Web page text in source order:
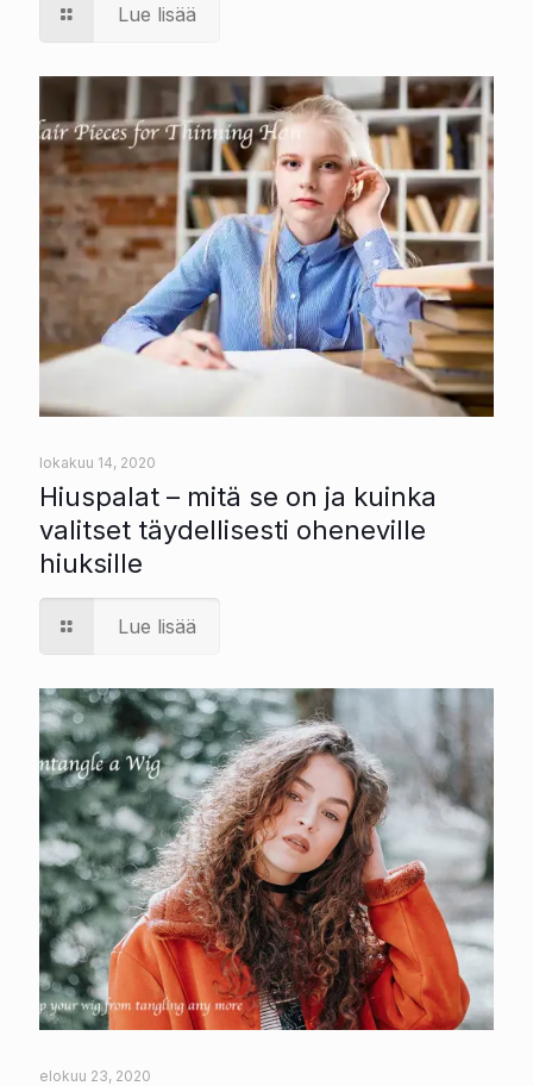
Lue lisää
lokakuu 14, 2020
Hiuspalat – mitä se on ja kuinka
valitset täydellisesti oheneville
hiuksille
Lue lisää
elokuu 23, 2020